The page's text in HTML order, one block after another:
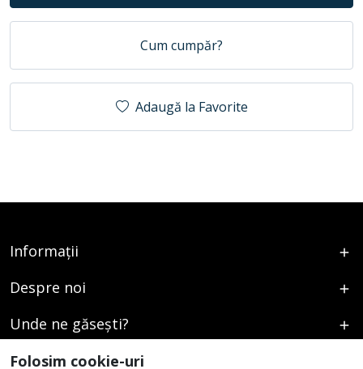
Cum cumpăr?
Adaugă la Favorite
Informații
Despre noi
Unde ne găsești?
Urmați-ne
Folosim cookie-uri